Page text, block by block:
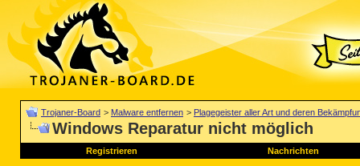
Trojaner-Board > Malware entfernen > Plagegeister aller Art und deren
Windows Reparatur nicht möglich
Registrieren Nachrichten